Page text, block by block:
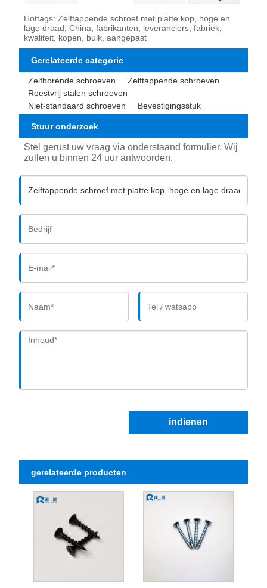
Hottags: Zelftappende schroef met platte kop, hoge en
lage draad, China, fabrikanten, leveranciers, fabriek,
kwaliteit, kopen, bulk, aangepast
Gerelateerde categorie
Zelfborende schroeven
Zelftappende schroeven
Roestvrij stalen schroeven
Niet-standaard schroeven
Bevestigingsstuk
Stuur onderzoek
Stel gerust uw vraag via onderstaand formulier. Wij
zullen u binnen 24 uur antwoorden.
indienen
gerelateerde producten